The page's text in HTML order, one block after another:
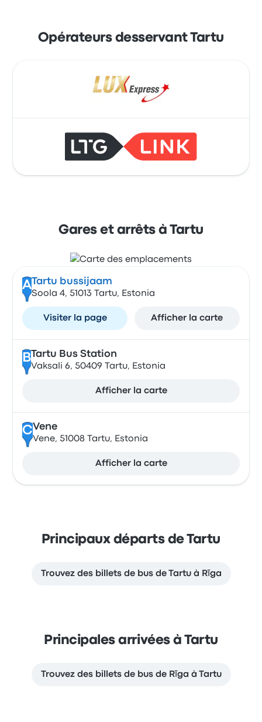
Opérateurs desservant Tartu
Gares et arrêts à Tartu
A Tartu bussijaam
Soola 4, 51013 Tartu, Estonia
Visiter la page Afficher la carte
B Tartu Bus Station
Vaksali 6, 50409 Tartu, Estonia
Afficher la carte
CVene
Vene, 51008 Tartu, Estonia
Afficher la carte
Principaux départs de Tartu
Trouvez des billets de bus de Tartu à Rīga
Principales arrivées à Tartu
Trouvez des billets de bus de Rīga à Tartu